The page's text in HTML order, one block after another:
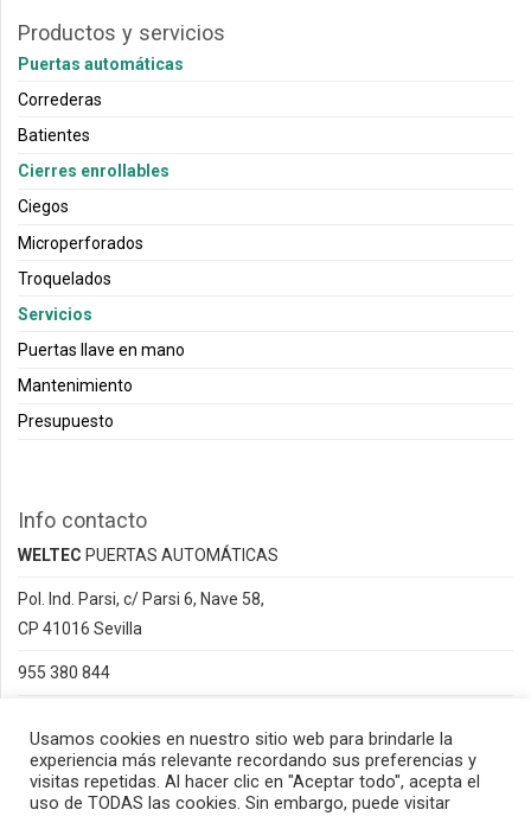
Productos y servicios
Puertas automáticas
Correderas
Batientes
Cierres enrollables
Ciegos
Microperforados
Troquelados
Servicios
Puertas llave en mano
Mantenimiento
Presupuesto
Info contacto
WELTEC PUERTAS AUTOMÁTICAS
Pol. Ind. Parsi, c/ Parsi 6, Nave 58,
CP 41016 Sevilla
955 380 844
Usamos cookies en nuestro sitio web para brindarle la
experiencia más relevante recordando sus preferencias y
visitas repetidas. Al hacer clic en "Aceptar todo", acepta el
uso de TODAS las cookies. Sin embargo, puede visitar